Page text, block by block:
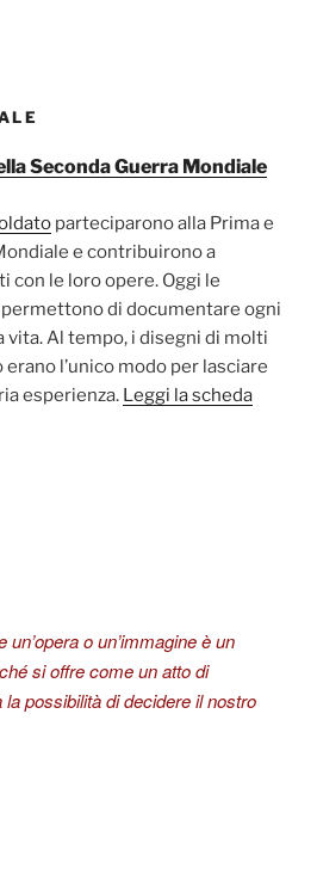
Seconda Guerra Mondiale
parteciparono alla Prima e
e contribuirono a
con le loro opere. Oggi le
di documentare ogni
Al tempo, i disegni di molti
l’unico modo per lasciare
esperienza. Leggi la scheda
o un’immagine è un
si offre come un atto di
possibilità di decidere il nostro